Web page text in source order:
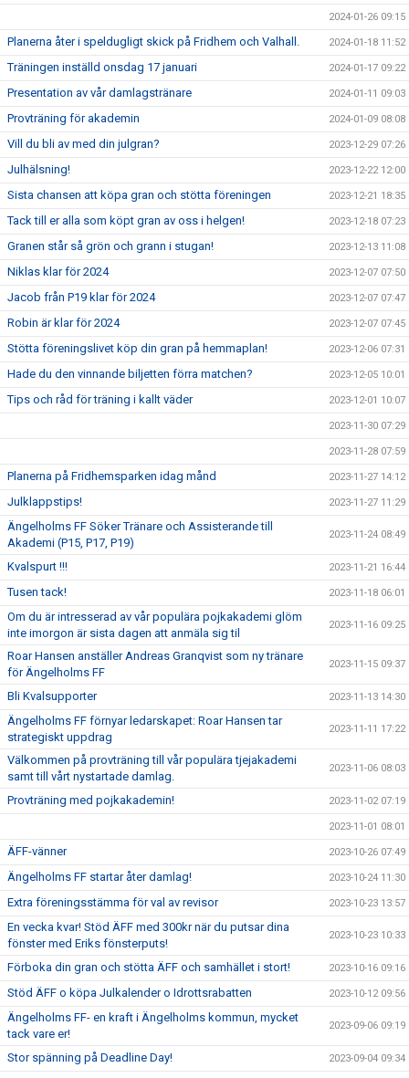
2024-01-26 09:15
Planerna åter i speldugligt skick på Fridhem och Valhall. 2024-01-18 11:52
Träningen inställd onsdag 17 januari 2024-01-17 09:22
Presentation av vår damlagstränare 2024-01-11 09:03
Provträning för akademin 2024-01-09 08:08
Vill du bli av med din julgran? 2023-12-29 07:26
Julhälsning! 2023-12-22 12:00
Sista chansen att köpa gran och stötta föreningen 2023-12-21 18:35
Tack till er alla som köpt gran av oss i helgen! 2023-12-18 07:23
Granen står så grön och grann i stugan! 2023-12-13 11:08
Niklas klar för 2024 2023-12-07 07:50
Jacob från P19 klar för 2024 2023-12-07 07:47
Robin är klar för 2024 2023-12-07 07:45
Stötta föreningslivet köp din gran på hemmaplan! 2023-12-06 07:31
Hade du den vinnande biljetten förra matchen? 2023-12-05 10:01
Tips och råd för träning i kallt väder 2023-12-01 10:07
2023-11-30 07:29
2023-11-28 07:59
Planerna på Fridhemsparken idag månd 2023-11-27 14:12
Julklappstips! 2023-11-27 11:29
Ängelholms FF Söker Tränare och Assisterande till
Akademi (P15, P17, P19)
2023-11-24 08:49
Kvalspurt !!! 2023-11-21 16:44
Tusen tack! 2023-11-18 06:01
Om du är intresserad av vår populära pojkakademi glöm
inte imorgon är sista dagen att anmäla sig til
2023-11-16 09:25
Roar Hansen anställer Andreas Granqvist som ny tränare
för Ängelholms FF
2023-11-15 09:37
Bli Kvalsupporter 2023-11-13 14:30
Ängelholms FF förnyar ledarskapet: Roar Hansen tar
strategiskt uppdrag
2023-11-11 17:22
Välkommen på provträning till vår populära tjejakademi
samt till vårt nystartade damlag.
2023-11-06 08:03
Provträning med pojkakademin! 2023-11-02 07:19
2023-11-01 08:01
ÄFF-vänner 2023-10-26 07:49
Ängelholms FF startar åter damlag! 2023-10-24 11:30
Extra föreningsstämma för val av revisor 2023-10-23 13:57
En vecka kvar! Stöd ÄFF med 300kr när du putsar dina
fönster med Eriks fönsterputs!
2023-10-23 10:33
Förboka din gran och stötta ÄFF och samhället i stort! 2023-10-16 09:16
Stöd ÄFF o köpa Julkalender o Idrottsrabatten 2023-10-12 09:56
Ängelholms FF- en kraft i Ängelholms kommun, mycket
tack vare er!
2023-09-06 09:19
Stor spänning på Deadline Day! 2023-09-04 09:34